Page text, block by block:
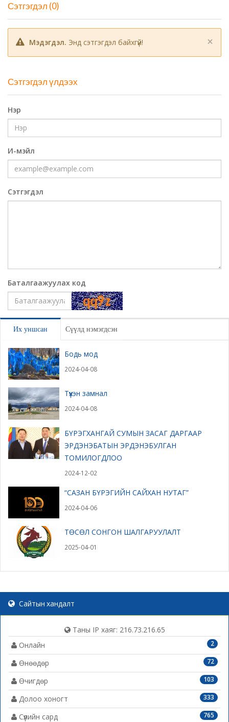
Сэтгэгдэл (0)
×
Мэдэгдэл. Энд сэтгэгдэл байхгүй!
Сэтгэгдэл үлдээх
Нэр
И-мэйл
Сэтгэгдэл
Баталгаажуулах код
Их уншсан Сүүлд нэмэгдсэн
Бодь мод
2024-04-08
Түүхэн замнал
2024-04-08
БҮРЭГХАНГАЙ СУМЫН ЗАСАГ ДАРГААР
ЭРДЭНЭБАТЫН ЭРДЭНЭБУЛГАН
ТОМИЛОГДЛОО
2024-12-02
“САЗАН БҮРЭГИЙН САЙХАН НУТАГ”
2024-04-06
ТӨСӨЛ СОНГОН ШАЛГАРУУЛАЛТ
2025-04-01
Сайтын хандалт
Таны IP хаяг: 216.73.216.65
2
Онлайн
72
Өнөөдөр
103
Өчигдөр
333
Долоо хоногт
765
Сүүлийн сард